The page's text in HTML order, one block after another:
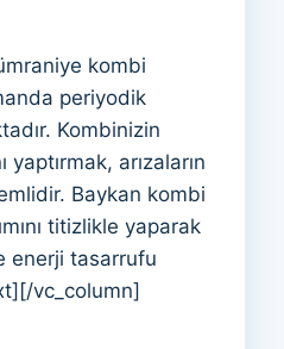
kombi
periyodik
Kombinizin
yaptırmak, arızaların
Baykan kombi
titizlikle yaparak
enerji tasarrufu
vc_column]